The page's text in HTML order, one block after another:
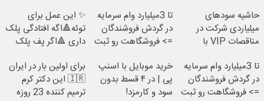
حاشیه سودهای
میلیاردی شرکت در
مناقصات VIP با
تا 3میلیارد وام سرمایه
در گردش فروشندگان
=> فروشگاهت رو ثبت
✨ این عمل برای
توئه🔺اگه افتادگی پلک
داری 🔺اگر پف پلک
تا 3میلیارد وام سرمایه
در گردش فروشندگان
=> فروشگاهت رو ثبت
خرید موبایل با اسنپ
پی | در ۴ قسط بدون
سود و کارمزد!
برای اولین بار در ایران
🇮🇷 این دکتر کرم
ترمیم کننده 23 روزه